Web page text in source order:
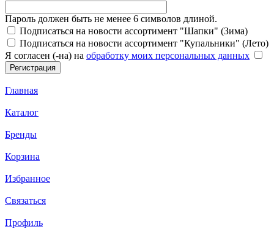
Пароль должен быть не менее 6 символов длиной.
Подписаться на новости ассортимент "Шапки" (Зима)
Подписаться на новости ассортимент "Купальники" (Лето)
Я согласен (-на) на обработку моих персональных данных
Главная
Каталог
Бренды
Корзина
Избранное
Связаться
Профиль